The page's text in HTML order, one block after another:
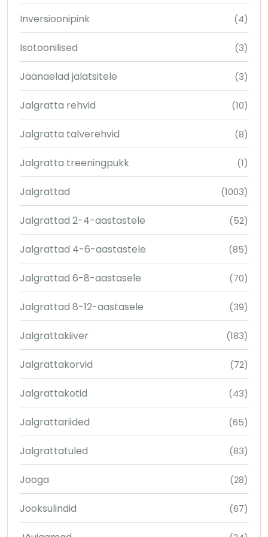
Inversioonipink (4)
Isotoonilised (3)
Jäänaelad jalatsitele (3)
Jalgratta rehvid (10)
Jalgratta talverehvid (8)
Jalgratta treeningpukk (1)
Jalgrattad (1003)
Jalgrattad 2-4-aastastele (52)
Jalgrattad 4-6-aastastele (85)
Jalgrattad 6-8-aastasele (70)
Jalgrattad 8-12-aastasele (39)
Jalgrattakiiver (183)
Jalgrattakorvid (72)
Jalgrattakotid (43)
Jalgrattariided (65)
Jalgrattatuled (83)
Jooga (28)
Jooksulindid (67)